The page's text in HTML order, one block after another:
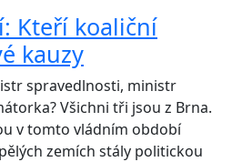
Kteří koaliční
kauzy
spravedlnosti, ministr
Všichni tři jsou z Brna.
v tomto vládním období
zemích stály politickou